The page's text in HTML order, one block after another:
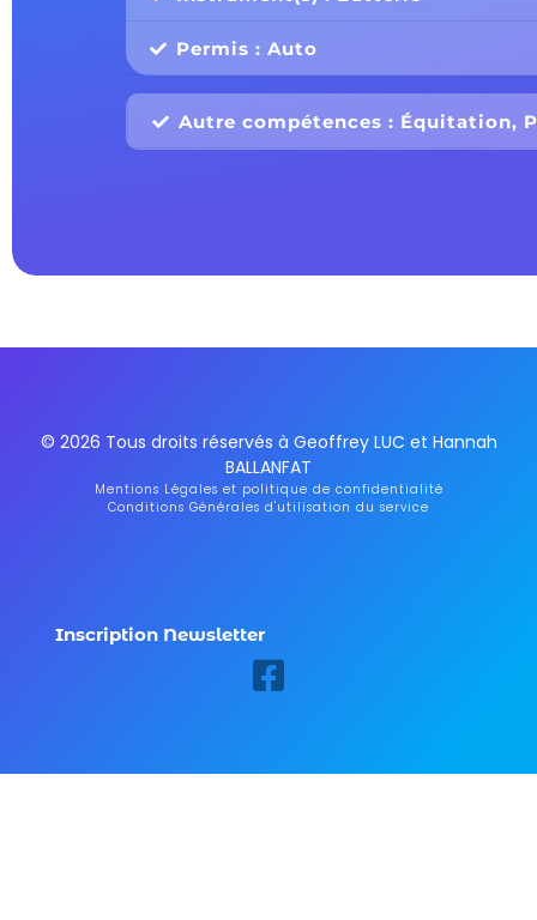
Permis : Auto
Autre compétences : Équitation,
© 2026 Tous droits réservés à Geoffrey LUC et Hannah
BALLANFAT
Mentions Légales et politique de confidentialité
Conditions Générales d'utilisation du service
Inscription Newsletter